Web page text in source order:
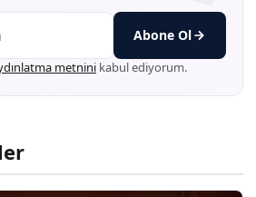
Abone Ol
metnini kabul ediyorum.